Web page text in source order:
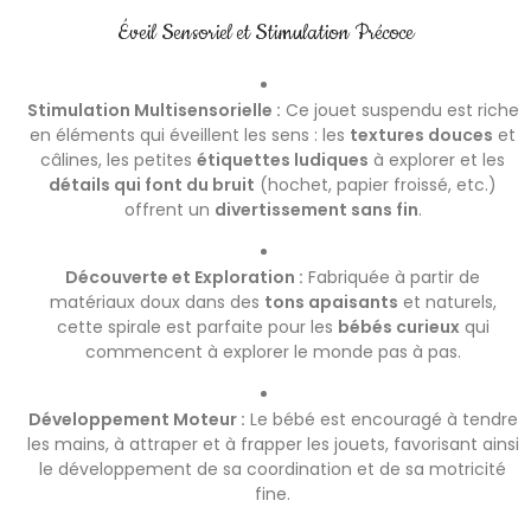
Éveil Sensoriel et Stimulation Précoce
Stimulation Multisensorielle : Ce jouet suspendu est riche
en éléments qui éveillent les sens : les textures douces et
câlines, les petites étiquettes ludiques à explorer et les
détails qui font du bruit (hochet, papier froissé, etc.)
offrent un divertissement sans fin.
Découverte et Exploration : Fabriquée à partir de
matériaux doux dans des tons apaisants et naturels,
cette spirale est parfaite pour les bébés curieux qui
commencent à explorer le monde pas à pas.
Développement Moteur : Le bébé est encouragé à tendre
les mains, à attraper et à frapper les jouets, favorisant ainsi
le développement de sa coordination et de sa motricité
fine.